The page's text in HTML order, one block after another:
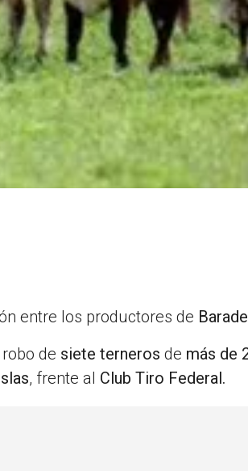
entre los productores de
de siete terneros de más de
, frente al Club Tiro Federal.